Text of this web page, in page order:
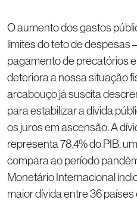
O aumento dos gastos
limites do teto de despesas
pagamento de precatórios
deteriora a nossa situação
arcabouço já suscita
para estabilizar a dívida
os juros em ascensão. A
representa 78,4% do PIB,
compara ao período
Monetário Internacional
maior dívida entre 36